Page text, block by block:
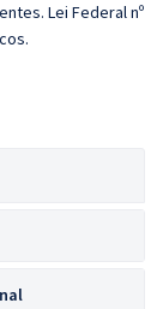
Lei Federal nº